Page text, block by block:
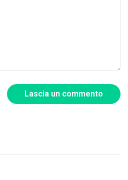
Lascia un commento